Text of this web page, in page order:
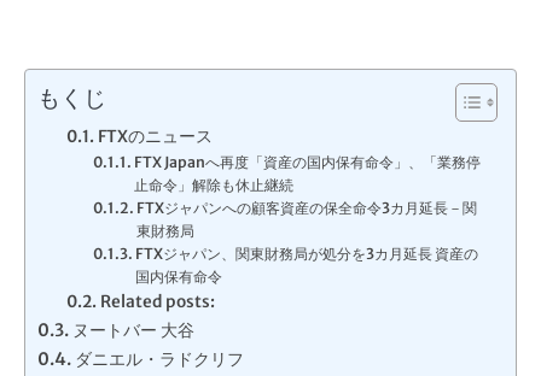
もくじ
FTXのニュース
FTX Japanへ再度「資産の国内保有命令」、「業務停
止命令」解除も休止継続
FTXジャパンへの顧客資産の保全命令3カ月延長－関
東財務局
FTXジャパン、関東財務局が処分を3カ月延長 資産の
国内保有命令
Related posts:
ヌートバー 大谷
ダニエル・ラドクリフ